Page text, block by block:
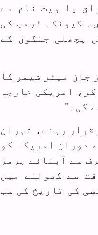
یا ویت نام سے
کیونکہ ٹرمپ کی
پچھلی جنگوں کے
جان میئر شیمر کا
امریکی خارجہ
گی۔"
رہنے، تہران
دوران امریکہ کو
سے آبنائے ہرمز
سے کھولنے میں
کی تاریخ کی سب